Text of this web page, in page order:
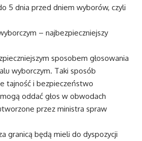
5 dnia przed dniem wyborów, czyli
– najbezpieczniejszy
sposobem głosowania
wyborczym. Taki sposób
tajność i bezpieczeństwo
oddać głos w obwodach
przez ministra spraw
granicą będą mieli do dyspozycji